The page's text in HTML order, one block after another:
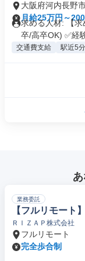
大阪府河内長野
月給25万円～
求める人材: 【求
卒/高卒OK) ✅経
交通費支給 駅近5
業務委託
【フルリモート
ＲＩＺＡＰ株式会社
フルリモート
完全歩合制